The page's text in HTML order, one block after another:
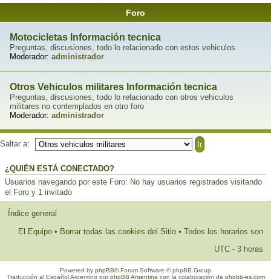
Foro
Motocicletas Información tecnica
Preguntas, discusiones, todo lo relacionado con estos vehiculos
Moderador: administrador
Otros Vehiculos militares Información tecnica
Preguntas, discusiones, todo lo relacionado con otros vehiculos
militares no contemplados en otro foro
Moderador: administrador
Saltar a:
¿QUIÉN ESTÁ CONECTADO?
Usuarios navegando por este Foro: No hay usuarios registrados visitando
el Foro y 1 invitado
Índice general
El Equipo • Borrar todas las cookies del Sitio • Todos los horarios son
UTC - 3 horas
Powered by phpBB® Forum Software © phpBB Group
Traducción al Español Argentino porphpBB Argentinacon la colaboración de phpbb-es.com